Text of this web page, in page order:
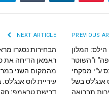
הילס: המלון
ו"השוטר
ע"י מפקחי
אנג'לס בשל
תברואה
NEXT ARTICLE
הבחירות נסגרו
ראמאן הדיחה את
מהמקום השני
עיריית לוס
דרישת טראמפ: